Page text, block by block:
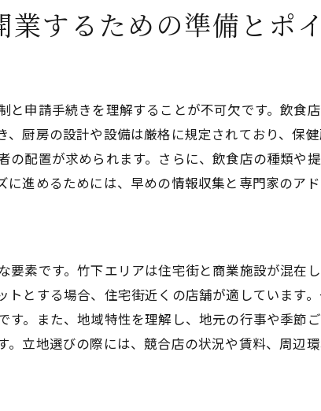
界のトレンドと竹下特有の市場ニーズ
かした博多区竹下の飲食店メニュー作りのコツ
やアレルギー対応のメニュー提案
のアレンジと新メニュー開発
を反映したメニュー改良
ークを高めるコミュニケーション術
理と効率的な勤務体系の構築
モチベーションを高める方法
するための準備とポ
申請手続きを理解することが不可欠です。飲食
厨房の設計や設備は厳格に規定されており、保
配置が求められます。さらに、飲食店の種類や
進めるためには、早めの情報収集と専門家のア
素です。竹下エリアは住宅街と商業施設が混在
とする場合、住宅街近くの店舗が適しています
。また、地域特性を理解し、地元の行事や季節
立地選びの際には、競合店の状況や賃料、周辺